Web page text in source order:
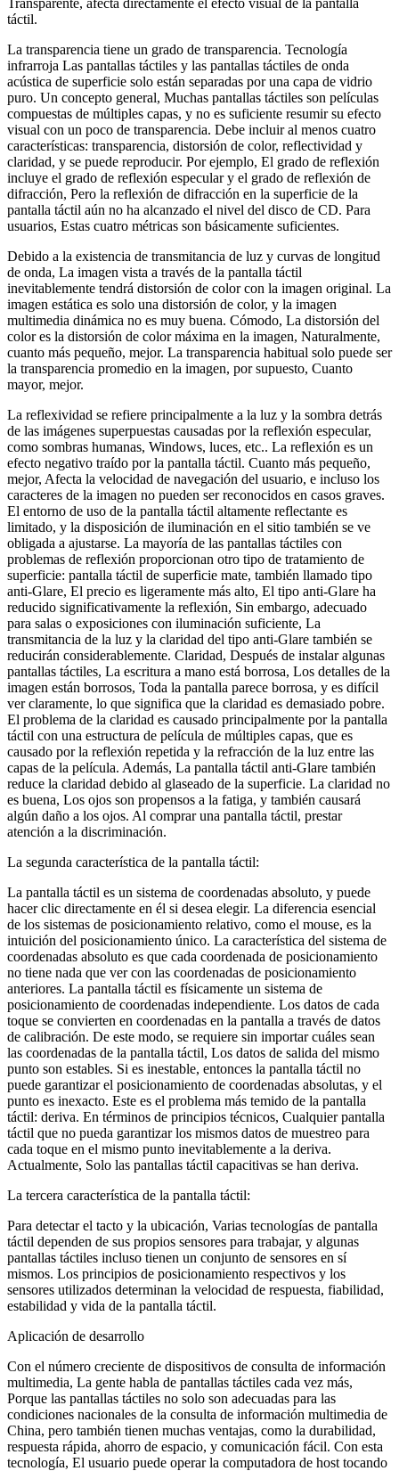
táctil.
La transparencia tiene un grado de transparencia. Tecnología
infrarroja Las pantallas táctiles y las pantallas táctiles de onda
acústica de superficie solo están separadas por una capa de vidrio
puro. Un concepto general, Muchas pantallas táctiles son películas
compuestas de múltiples capas, y no es suficiente resumir su efecto
visual con un poco de transparencia. Debe incluir al menos cuatro
características: transparencia, distorsión de color, reflectividad y
claridad, y se puede reproducir. Por ejemplo, El grado de reflexión
incluye el grado de reflexión especular y el grado de reflexión de
difracción, Pero la reflexión de difracción en la superficie de la
pantalla táctil aún no ha alcanzado el nivel del disco de CD. Para
usuarios, Estas cuatro métricas son básicamente suficientes.
Debido a la existencia de transmitancia de luz y curvas de longitud
de onda, La imagen vista a través de la pantalla táctil
inevitablemente tendrá distorsión de color con la imagen original. La
imagen estática es solo una distorsión de color, y la imagen
multimedia dinámica no es muy buena. Cómodo, La distorsión del
color es la distorsión de color máxima en la imagen, Naturalmente,
cuanto más pequeño, mejor. La transparencia habitual solo puede ser
la transparencia promedio en la imagen, por supuesto, Cuanto
mayor, mejor.
La reflexividad se refiere principalmente a la luz y la sombra detrás
de las imágenes superpuestas causadas por la reflexión especular,
como sombras humanas, Windows, luces, etc.. La reflexión es un
efecto negativo traído por la pantalla táctil. Cuanto más pequeño,
mejor, Afecta la velocidad de navegación del usuario, e incluso los
caracteres de la imagen no pueden ser reconocidos en casos graves.
El entorno de uso de la pantalla táctil altamente reflectante es
limitado, y la disposición de iluminación en el sitio también se ve
obligada a ajustarse. La mayoría de las pantallas táctiles con
problemas de reflexión proporcionan otro tipo de tratamiento de
superficie: pantalla táctil de superficie mate, también llamado tipo
anti-Glare, El precio es ligeramente más alto, El tipo anti-Glare ha
reducido significativamente la reflexión, Sin embargo, adecuado
para salas o exposiciones con iluminación suficiente, La
transmitancia de la luz y la claridad del tipo anti-Glare también se
reducirán considerablemente. Claridad, Después de instalar algunas
pantallas táctiles, La escritura a mano está borrosa, Los detalles de la
imagen están borrosos, Toda la pantalla parece borrosa, y es difícil
ver claramente, lo que significa que la claridad es demasiado pobre.
El problema de la claridad es causado principalmente por la pantalla
táctil con una estructura de película de múltiples capas, que es
causado por la reflexión repetida y la refracción de la luz entre las
capas de la película. Además, La pantalla táctil anti-Glare también
reduce la claridad debido al glaseado de la superficie. La claridad no
es buena, Los ojos son propensos a la fatiga, y también causará
algún daño a los ojos. Al comprar una pantalla táctil, prestar
atención a la discriminación.
La segunda característica de la pantalla táctil:
La pantalla táctil es un sistema de coordenadas absoluto, y puede
hacer clic directamente en él si desea elegir. La diferencia esencial
de los sistemas de posicionamiento relativo, como el mouse, es la
intuición del posicionamiento único. La característica del sistema de
coordenadas absoluto es que cada coordenada de posicionamiento
no tiene nada que ver con las coordenadas de posicionamiento
anteriores. La pantalla táctil es físicamente un sistema de
posicionamiento de coordenadas independiente. Los datos de cada
toque se convierten en coordenadas en la pantalla a través de datos
de calibración. De este modo, se requiere sin importar cuáles sean
las coordenadas de la pantalla táctil, Los datos de salida del mismo
punto son estables. Si es inestable, entonces la pantalla táctil no
puede garantizar el posicionamiento de coordenadas absolutas, y el
punto es inexacto. Este es el problema más temido de la pantalla
táctil: deriva. En términos de principios técnicos, Cualquier pantalla
táctil que no pueda garantizar los mismos datos de muestreo para
cada toque en el mismo punto inevitablemente a la deriva.
Actualmente, Solo las pantallas táctil capacitivas se han deriva.
La tercera característica de la pantalla táctil:
Para detectar el tacto y la ubicación, Varias tecnologías de pantalla
táctil dependen de sus propios sensores para trabajar, y algunas
pantallas táctiles incluso tienen un conjunto de sensores en sí
mismos. Los principios de posicionamiento respectivos y los
sensores utilizados determinan la velocidad de respuesta, fiabilidad,
estabilidad y vida de la pantalla táctil.
Aplicación de desarrollo
Con el número creciente de dispositivos de consulta de información
multimedia, La gente habla de pantallas táctiles cada vez más,
Porque las pantallas táctiles no solo son adecuadas para las
condiciones nacionales de la consulta de información multimedia de
China, pero también tienen muchas ventajas, como la durabilidad,
respuesta rápida, ahorro de espacio, y comunicación fácil. Con esta
tecnología, El usuario puede operar la computadora de host tocando